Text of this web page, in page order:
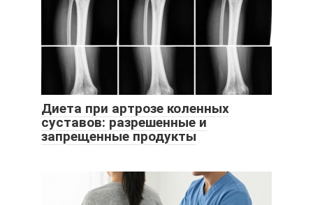
Диета при артрозе коленных
суставов: разрешенные и
запрещенные продукты